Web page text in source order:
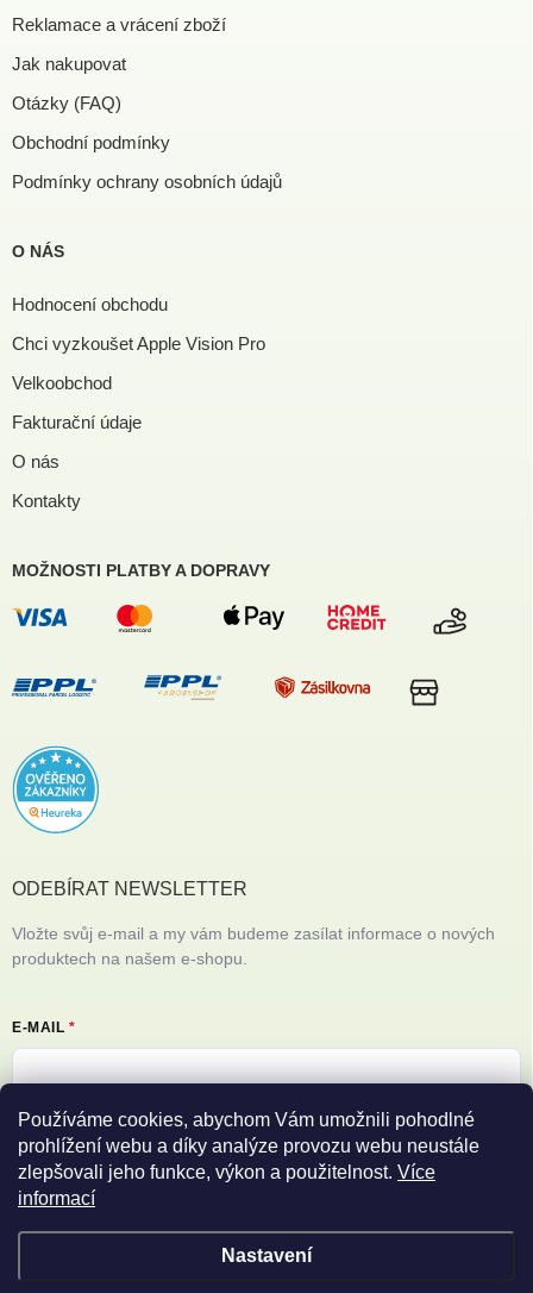
Používáme cookies, abychom Vám umožnili pohodlné
prohlížení webu a díky analýze provozu webu neustále
zlepšovali jeho funkce, výkon a použitelnost. Více
informací
Nastavení
Reklamace a vrácení zboží
Jak nakupovat
Otázky (FAQ)
Obchodní podmínky
Podmínky ochrany osobních údajů
O NÁS
Hodnocení obchodu
Chci vyzkoušet Apple Vision Pro
Velkoobchod
Fakturační údaje
O nás
Kontakty
MOŽNOSTI PLATBY A DOPRAVY
ODEBÍRAT NEWSLETTER
Vložte svůj e-mail a my vám budeme zasílat informace o nových
produktech na našem e-shopu.
E-MAIL
Vložením e-mailu souhlasíte spodmínkami ochrany osobních údajů
Přihlásit se